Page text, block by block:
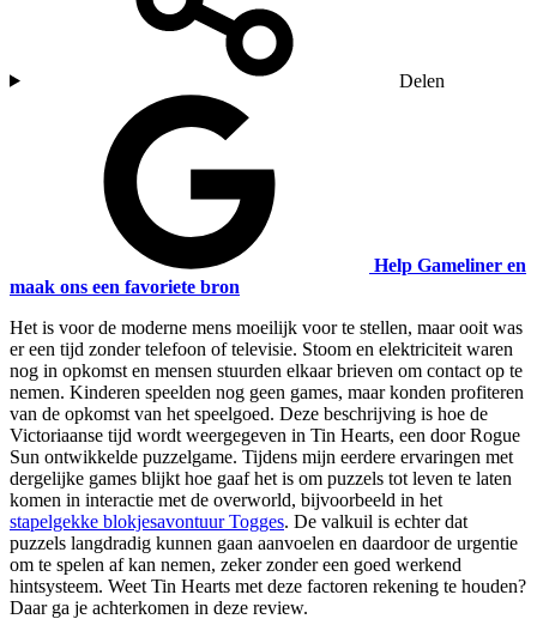
Delen
Help Gameliner en
maak ons een favoriete bron
Het is voor de moderne mens moeilijk voor te stellen, maar ooit was
er een tijd zonder telefoon of televisie. Stoom en elektriciteit waren
nog in opkomst en mensen stuurden elkaar brieven om contact op te
nemen. Kinderen speelden nog geen games, maar konden profiteren
van de opkomst van het speelgoed. Deze beschrijving is hoe de
Victoriaanse tijd wordt weergegeven in Tin Hearts, een door Rogue
Sun ontwikkelde puzzelgame. Tijdens mijn eerdere ervaringen met
dergelijke games blijkt hoe gaaf het is om puzzels tot leven te laten
komen in interactie met de overworld, bijvoorbeeld in het
stapelgekke blokjesavontuur Togges. De valkuil is echter dat
puzzels langdradig kunnen gaan aanvoelen en daardoor de urgentie
om te spelen af kan nemen, zeker zonder een goed werkend
hintsysteem. Weet Tin Hearts met deze factoren rekening te houden?
Daar ga je achterkomen in deze review.